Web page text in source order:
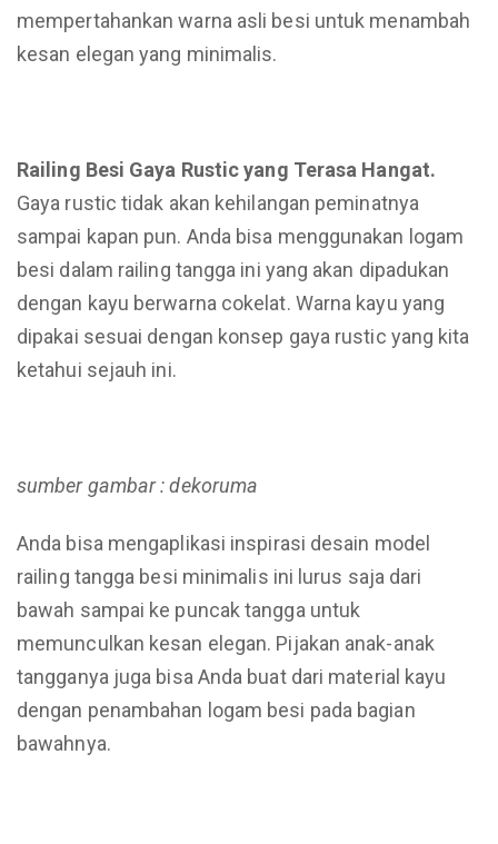
mempertahankan warna asli besi untuk menambah
kesan elegan yang minimalis.
Railing Besi Gaya Rustic yang Terasa Hangat.
Gaya rustic tidak akan kehilangan peminatnya
sampai kapan pun. Anda bisa menggunakan logam
besi dalam railing tangga ini yang akan dipadukan
dengan kayu berwarna cokelat. Warna kayu yang
dipakai sesuai dengan konsep gaya rustic yang kita
ketahui sejauh ini.
sumber gambar : dekoruma
Anda bisa mengaplikasi inspirasi desain model
railing tangga besi minimalis ini lurus saja dari
bawah sampai ke puncak tangga untuk
memunculkan kesan elegan. Pijakan anak-anak
tangganya juga bisa Anda buat dari material kayu
dengan penambahan logam besi pada bagian
bawahnya.